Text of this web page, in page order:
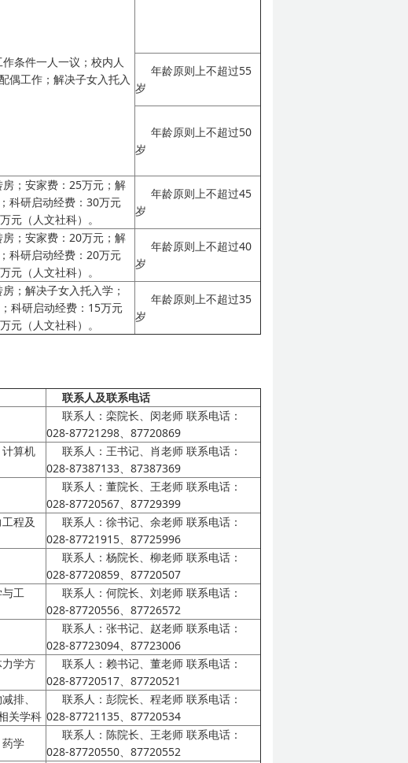
条件一人一议；校内人
偶工作；解决子女入托入
年龄原则上不超过55
岁
年龄原则上不超过50
岁
；安家费：25万元；解
科研启动经费：30万元
元（人文社科）。
年龄原则上不超过45
岁
；安家费：20万元；解
科研启动经费：20万元
元（人文社科）。
年龄原则上不超过40
岁
；解决子女入托入学；
科研启动经费：15万元
元（人文社科）。
年龄原则上不超过35
岁
联系人及联系电话
联系人：栾院长、闵老师 联系电话：
028-87721298、87720869
算机
联系人：王书记、肖老师 联系电话：
028-87387133、87387369
联系人：董院长、王老师 联系电话：
028-87720567、87729399
程及
联系人：徐书记、余老师 联系电话：
028-87721915、87725996
联系人：杨院长、柳老师 联系电话：
028-87720859、87720507
工
联系人：何院长、刘老师 联系电话：
028-87720556、87726572
联系人：张书记、赵老师 联系电话：
028-87723094、87723006
学方
联系人：赖书记、董老师 联系电话：
028-87720517、87720521
排、
关学科
联系人：彭院长、程老师 联系电话：
028-87721135、87720534
学
联系人：陈院长、王老师 联系电话：
028-87720550、87720552